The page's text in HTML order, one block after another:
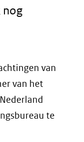
nog
van
van het
te